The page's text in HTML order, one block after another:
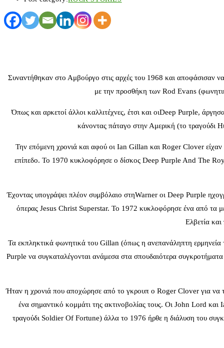
Συναντήθηκαν στο Αμβούργο στις αρχές του 1968 και αποφάσισαν
με την προσθήκη των Rod Evans
Όπως και αρκετοί άλλοι καλλιτέχνες, έτσι και οιDeep Purple,
κάνοντας πάταγο στην Αμερική (το τραγούδι
Την επόμενη χρονιά και αφού οι Ian Gillan και Roger Clover είχαν
επίπεδο. Το 1970 κυκλοφόρησε ο δίσκος Deep Purple And The
Έχοντας υπογράψει πλέον συμβόλαιο στηWarner οι Deep Purple
όπερας Jesus Christ Superstar. To 1972 κυκλοφόρησε ένα από τα
Ελβετία
Τα εκπληκτικά φωνητικά του Gillan (όπως η ανεπανάληπτη
Purple να συγκαταλέγονται ανάμεσα στα σπουδαιότερα
Ήταν η χρονιά που αποχώρησε από το γκρουπ ο Roger Clover για να
ένα σημαντικό κομμάτι της ακτινοβολίας τους. Οι John Lord
τραγούδι Soldier Of Fortune) άλλα το 1976 ήρθε η διάλυση του